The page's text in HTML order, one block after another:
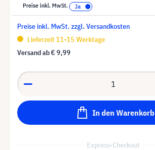
Preise inkl. MwSt.
Preise inkl. MwSt. zzgl. Versandkosten
Lieferzeit 11-15 Werktage
Versand ab€ 9,99
In den Warenkorb
Express-Checkout